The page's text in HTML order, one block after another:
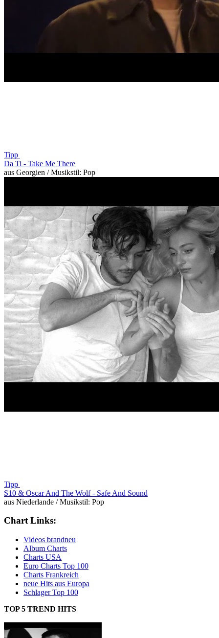
Tipp
Da Ti - Take Me There
aus Georgien / Musikstil: Pop
Tipp
S10 & Oscar And The Wolf - Safe And Sound
aus Niederlande / Musikstil: Pop
Chart Links:
Videos brandneu
Album Charts
Charts USA
Euro Charts Top 100
Charts Frankreich
neue Hits aus Europa
Schlager Top 100
TOP 5 TREND HITS